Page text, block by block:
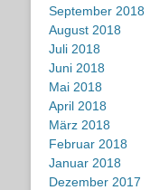
September 2018
August 2018
Juli 2018
Juni 2018
Mai 2018
April 2018
März 2018
Februar 2018
Januar 2018
Dezember 2017